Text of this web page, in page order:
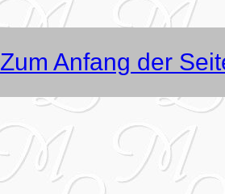
Zum Anfang der